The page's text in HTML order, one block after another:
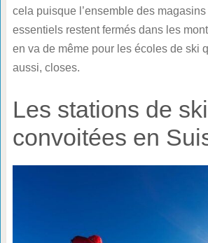
cela puisque l’ensemble des magasins
essentiels restent fermés dans les
en va de même pour les écoles de ski
aussi, closes.
Les stations de
convoitées en